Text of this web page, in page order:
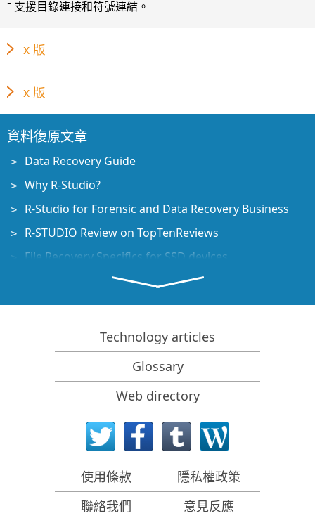
支援目錄連接和符號連結。
x 版
x 版
資料復原文章
Data Recovery Guide
Why R-Studio?
R-Studio for Forensic and Data Recovery Business
R-STUDIO Review on TopTenReviews
File Recovery Specifics for SSD devices
How to recover data from NVMe devices
Predicting Success of Common Data Recovery Cases
Recovery of Overwritten Data
Emergency File Recovery Using R-Studio Emergency
RAID Recovery Presentation
R-Studio: Data recovery from a non-functional
File Recovery from a Computer that Won't Boot
HD Video Recovery from SD cards
File Recovery from an Unbootable Mac Computer
Technology articles
Glossary
Web directory
使用條款
隱私權政策
聯絡我們
意見反應